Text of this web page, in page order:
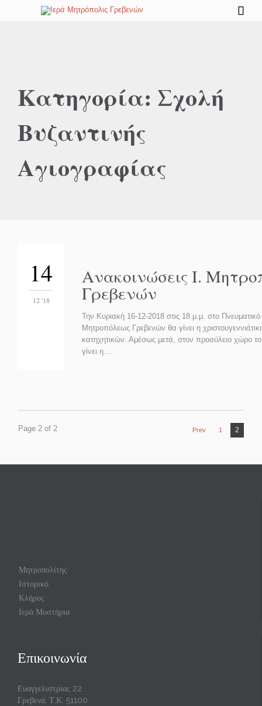

Κατηγορία: Σχολή
Βυζαντινής
Αγιογραφίας
14
12 '18
Ανακοινώσεις Ι.
Γρεβενών
Την Κυριακή 16-12-2018 στις 18 μ.μ. στο Πνευματικό
Μητροπόλεως Γρεβενών θα γίνει η
κατηχητικών. Αμέσως μετά, στον προαύλειο χώρο
γίνει η…
Page 2 of 2 Prev 1 2
Μητροπολίτης
Ιστορικό
Κλήρος
Ιερά Μυστήρια
Επικοινωνία
Ευαγγελιστρίας 22
Γρεβενά, Τ.Κ. 51100